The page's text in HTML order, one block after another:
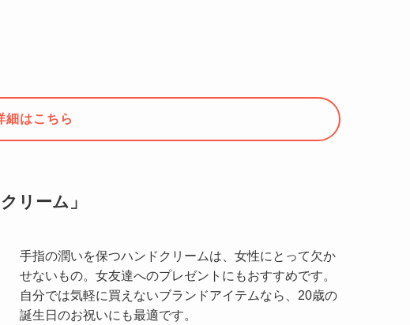
細はこちら
リーム」
手指の潤いを保つハンドクリームは、女性にとって欠か
せないもの。女友達へのプレゼントにもおすすめです。
自分では気軽に買えないブランドアイテムなら、20歳の
誕生日のお祝いにも最適です。